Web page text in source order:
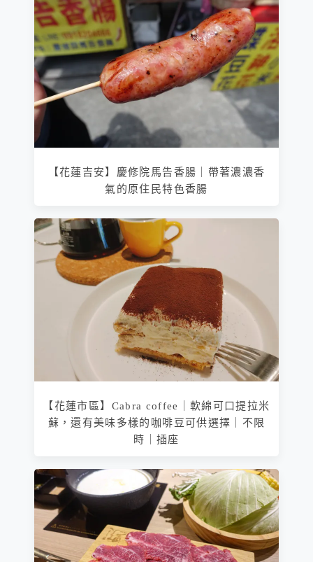
【花蓮吉安】慶修院馬告香腸｜帶著濃濃香
氣的原住民特色香腸
【花蓮市區】Cabra coffee｜軟綿可口提拉米
蘇，還有美味多樣的咖啡豆可供選擇｜不限
時｜插座